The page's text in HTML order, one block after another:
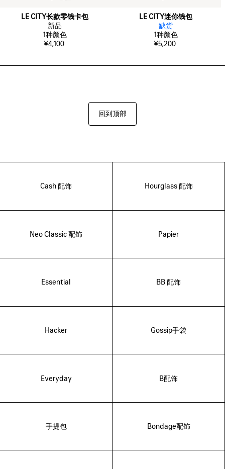
LE CITY长款零钱卡包
新品
1种颜色
¥4,100
LE CITY迷你钱包
缺货
1种颜色
¥5,200
回到顶部
Cash 配饰 Hourglass 配饰
Neo Classic 配饰 Papier
Essential BB 配饰
Hacker Gossip手袋
Everyday B配饰
手提包 Bondage配饰